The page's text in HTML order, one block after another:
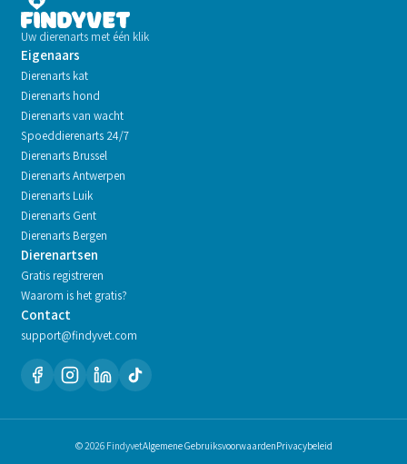
Uw dierenarts met één klik
Eigenaars
Dierenarts kat
Dierenarts hond
Dierenarts van wacht
Spoeddierenarts 24/7
Dierenarts Brussel
Dierenarts Antwerpen
Dierenarts Luik
Dierenarts Gent
Dierenarts Bergen
Dierenartsen
Gratis registreren
Waarom is het gratis?
Contact
support@findyvet.com
© 2026 FindyvetAlgemene GebruiksvoorwaardenPrivacybeleid